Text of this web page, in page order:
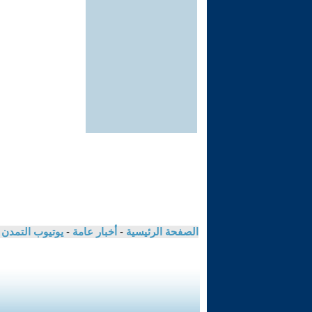
الصفحة الرئيسية - أخبار عامة - يوتيوب